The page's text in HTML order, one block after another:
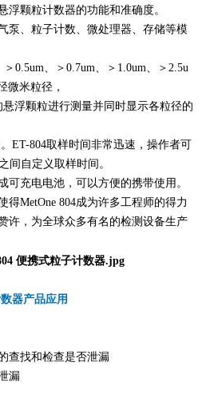
浮颗粒计数器的功能和准确度。
泵、粒子计数、微处理器、存储等模
0.5um、＞0.7um、＞1.0um、＞2.5u
微米粒径，
浮颗粒进行测量并同时显示各粒径的
ET-804取样时间非常迅速，操作者可
间自定义取样时间。
可充电电池，可以方便的携带使用。
得MetOne 804成为许多工程师的得力
许，为全球众多有名的检测设备生产
器产品应用
查找和检查是否泄漏
漏